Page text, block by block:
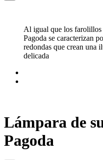
Al igual que los farolillos
Pagoda se caracterizan
redondas que crean una
delicada
Lámpara de
Pagoda